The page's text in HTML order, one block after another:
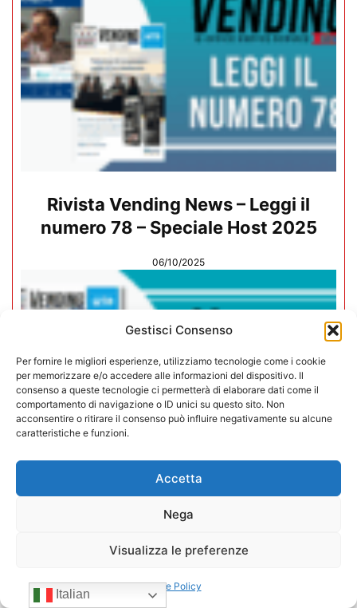
Gestisci Consenso
Per fornire le migliori esperienze, utilizziamo tecnologie come i cookie
per memorizzare e/o accedere alle informazioni del dispositivo. Il
consenso a queste tecnologie ci permetterà di elaborare dati come il
comportamento di navigazione o ID unici su questo sito. Non
acconsentire o ritirare il consenso può influire negativamente su alcune
caratteristiche e funzioni.
Accetta
Nega
Visualizza le preferenze
Cookie Policy
Rivista Vending News – Leggi il
numero 78 – Speciale Host 2025
06/10/2025
Rivista Vending News – Leggi il
numero 77
18/07/2025
Italian